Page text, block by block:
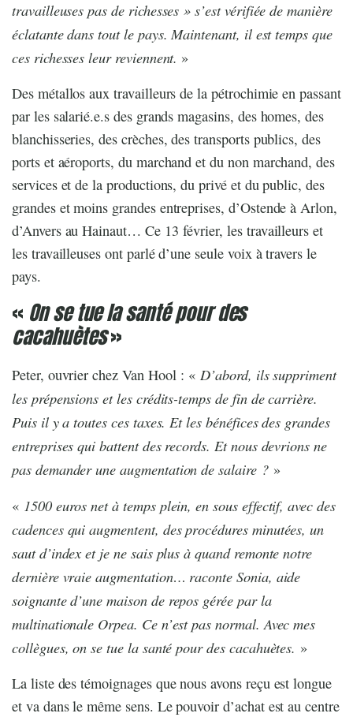
travailleuses pas de richesses » s’est vérifiée de manière
éclatante dans tout le pays. Maintenant, il est temps que
ces richesses leur reviennent. »
Des métallos aux travailleurs de la pétrochimie en passant
par les salarié.e.s des grands magasins, des homes, des
blanchisseries, des crèches, des transports publics, des
ports et aéroports, du marchand et du non marchand, des
services et de la productions, du privé et du public, des
grandes et moins grandes entreprises, d’Ostende à Arlon,
d’Anvers au Hainaut… Ce 13 février, les travailleurs et
les travailleuses ont parlé d’une seule voix à travers le
pays.
« On se tue la santé pour des
cacahuètes»
Peter, ouvrier chez Van Hool : «D’abord, ils suppriment
les prépensions et les crédits-temps de fin de carrière.
Puis il y a toutes ces taxes. Et les bénéfices des grandes
entreprises qui battent des records. Et nous devrions ne
pas demander une augmentation de salaire ? »
« 1500 euros net à temps plein, en sous effectif, avec des
cadences qui augmentent, des procédures minutées, un
saut d’index et je ne sais plus à quand remonte notre
dernière vraie augmentation… raconte Sonia, aide
soignante d’une maison de repos gérée par la
multinationale Orpea. Ce n’est pas normal. Avec mes
collègues, on se tue la santé pour des cacahuètes. »
La liste des témoignages que nous avons reçu est longue
et va dans le même sens. Le pouvoir d’achat est au centre